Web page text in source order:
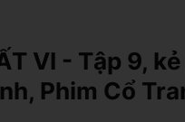
VI - Tập 9,
Phim Cổ